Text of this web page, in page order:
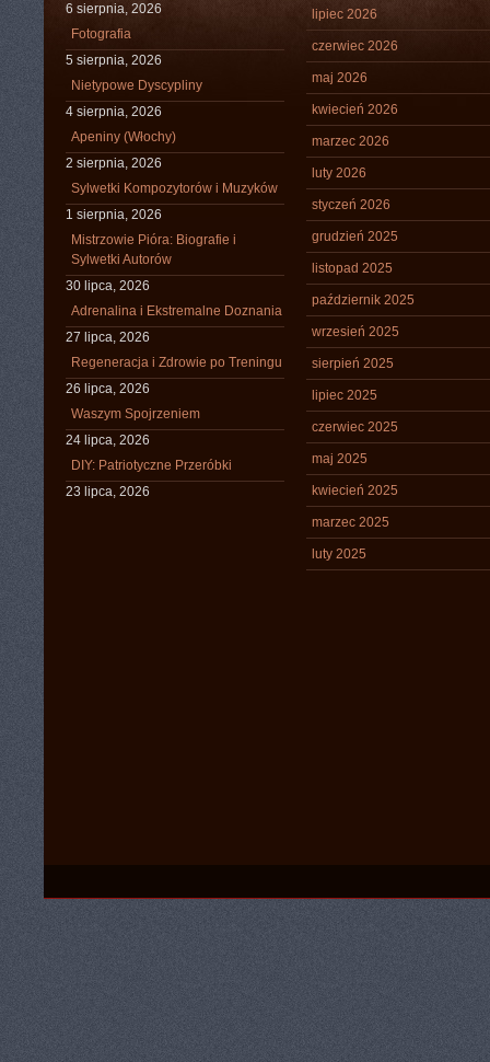
6 sierpnia, 2026
Fotografia
5 sierpnia, 2026
Nietypowe Dyscypliny
4 sierpnia, 2026
Apeniny (Włochy)
2 sierpnia, 2026
Sylwetki Kompozytorów i Muzyków
1 sierpnia, 2026
Mistrzowie Pióra: Biografie i
Sylwetki Autorów
30 lipca, 2026
Adrenalina i Ekstremalne Doznania
27 lipca, 2026
Regeneracja i Zdrowie po Treningu
26 lipca, 2026
Waszym Spojrzeniem
24 lipca, 2026
DIY: Patriotyczne Przeróbki
23 lipca, 2026
lipiec 2026
czerwiec 2026
maj 2026
kwiecień 2026
marzec 2026
luty 2026
styczeń 2026
grudzień 2025
listopad 2025
październik 2025
wrzesień 2025
sierpień 2025
lipiec 2025
czerwiec 2025
maj 2025
kwiecień 2025
marzec 2025
luty 2025